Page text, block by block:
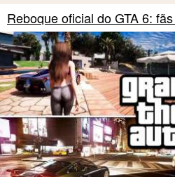
Reboque oficial do GTA 6: